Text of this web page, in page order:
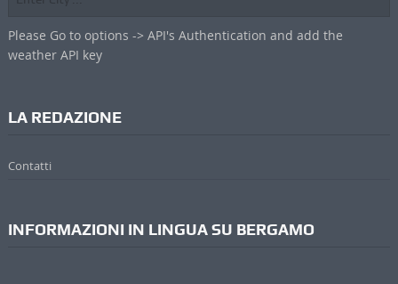
Please Go to options -> API's Authentication and add the
weather API key
LA REDAZIONE
Contatti
INFORMAZIONI IN LINGUA SU BERGAMO